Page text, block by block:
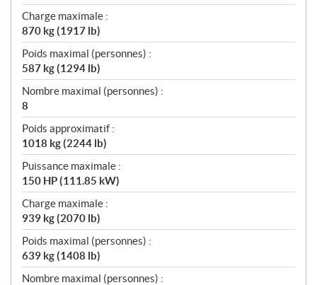
Charge maximale :
870 kg (1917 lb)
Poids maximal (personnes) :
587 kg (1294 lb)
Nombre maximal (personnes) :
8
Poids approximatif :
1018 kg (2244 lb)
Puissance maximale :
150 HP (111.85 kW)
Charge maximale :
939 kg (2070 lb)
Poids maximal (personnes) :
639 kg (1408 lb)
Nombre maximal (personnes) :